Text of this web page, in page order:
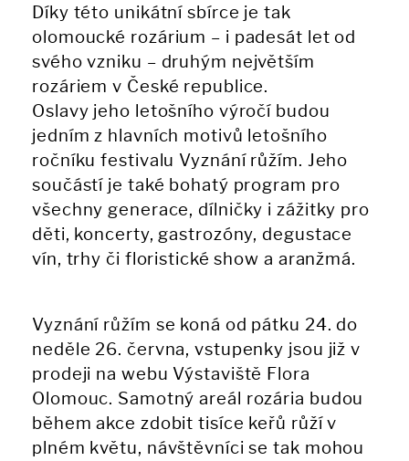
Díky této unikátní sbírce je tak
olomoucké rozárium – i padesát let od
svého vzniku – druhým největším
rozáriem v České republice.
Oslavy jeho letošního výročí budou
jedním z hlavních motivů letošního
ročníku festivalu Vyznání růžím. Jeho
součástí je také bohatý program pro
všechny generace, dílničky i zážitky pro
děti, koncerty, gastrozóny, degustace
vín, trhy či floristické show a aranžmá.
Vyznání růžím se koná od pátku 24. do
neděle 26. června, vstupenky jsou již v
prodeji na webu Výstaviště Flora
Olomouc. Samotný areál rozária budou
během akce zdobit tisíce keřů růží v
plném květu, návštěvníci se tak mohou